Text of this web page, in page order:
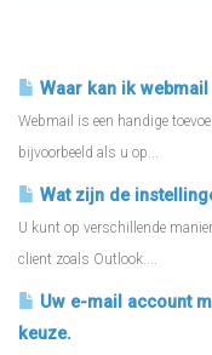
Waar kan ik
Webmail is een handige
bijvoorbeeld als u op...
Wat zijn de
U kunt op verschillende
client zoals Outlook....
Uw e-mail account
keuze.